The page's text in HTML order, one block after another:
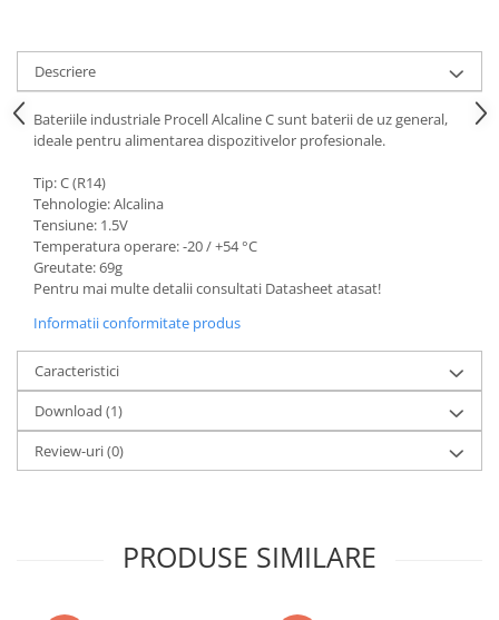
Descriere
Bateriile industriale Procell Alcaline C sunt baterii de uz general,
ideale pentru alimentarea dispozitivelor profesionale.
Tip: C (R14)
Tehnologie: Alcalina
Tensiune: 1.5V
Temperatura operare: -20 / +54 °C
Greutate: 69g
Pentru mai multe detalii consultati Datasheet atasat!
Informatii conformitate produs
Caracteristici
Download (1)
Review-uri(0)
PRODUSE SIMILARE